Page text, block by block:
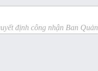
nhận Ban Quản